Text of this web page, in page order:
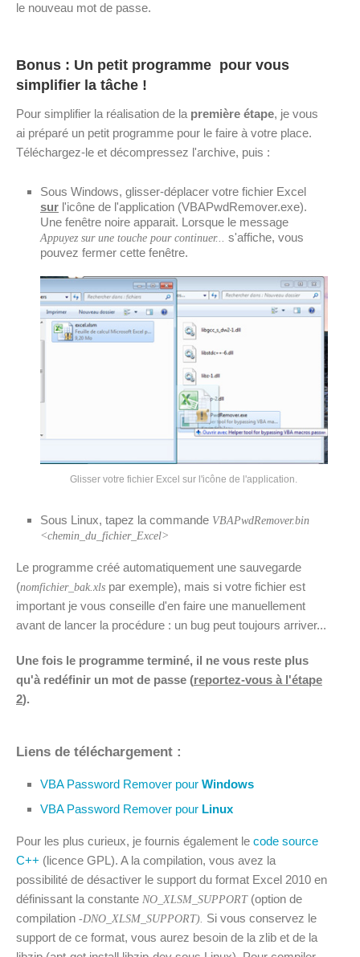
le nouveau mot de passe.
Bonus : Un petit programme pour vous
simplifier la tâche !
Pour simplifier la réalisation de la première étape, je vous
ai préparé un petit programme pour le faire à votre place.
Téléchargez-le et décompressez l'archive, puis :
Sous Windows, glisser-déplacer votre fichier Excel
sur l'icône de l'application (VBAPwdRemover.exe).
Une fenêtre noire apparait. Lorsque le message
Appuyez sur une touche pour continuer... s'affiche, vous
pouvez fermer cette fenêtre.
Glisser votre fichier Excel sur l'icône de l'application.
Sous Linux, tapez la commande VBAPwdRemover.bin
<chemin_du_fichier_Excel>
Le programme créé automatiquement une sauvegarde
(nomfichier_bak.xls par exemple), mais si votre fichier est
important je vous conseille d'en faire une manuellement
avant de lancer la procédure : un bug peut toujours arriver...
Une fois le programme terminé, il ne vous reste plus
qu'à redéfinir un mot de passe (reportez-vous à l'étape
2).
Liens de téléchargement :
VBA Password Remover pour Windows
VBA Password Remover pour Linux
Pour les plus curieux, je fournis également le code source
C++ (licence GPL). A la compilation, vous avez la
possibilité de désactiver le support du format Excel 2010 en
définissant la constante NO_XLSM_SUPPORT(option de
compilation -DNO_XLSM_SUPPORT). Si vous conservez le
support de ce format, vous aurez besoin de la zlib et de la